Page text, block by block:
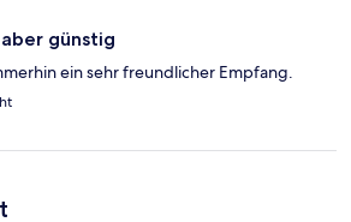
günstig
ein sehr freundlicher Empfang.